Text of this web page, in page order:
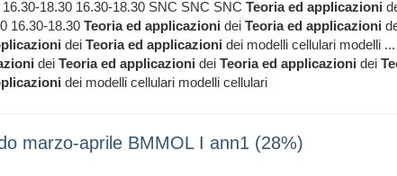
18.30 16.30-18.30 SNC SNC SNC Teoria ed applicazioni
16.30-18.30 Teoria ed applicazioni dei Teoria ed applicazioni
dei Teoria ed applicazioni dei modelli cellulari modelli
dei Teoria ed applicazioni dei Teoria ed applicazioni dei
dei modelli cellulari modelli cellulari
marzo-aprile BMMOL I ann1 (28%)